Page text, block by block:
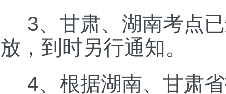
3、甘肃、湖南考点
放，到时另行通知。
4、根据湖南、甘肃